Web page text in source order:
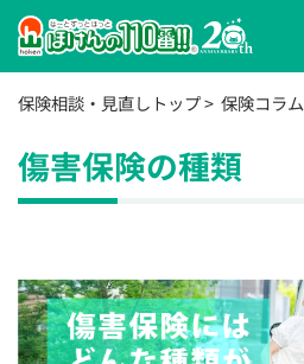
保険相談・見直しトップ 保険コラム
傷害保険の種類